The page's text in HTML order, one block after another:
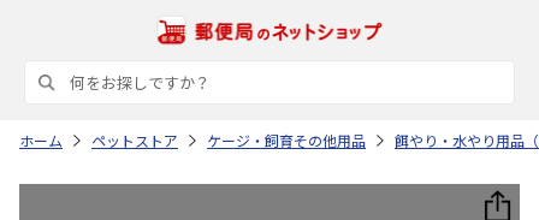
ホーム ペットストア ケージ・飼育その他用品 餌やり・水やり用品